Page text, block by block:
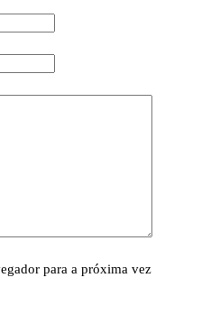
para a próxima vez